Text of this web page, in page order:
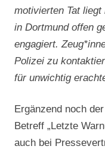
motivierten Tat
in Dortmund offen
engagiert.
Polizei zu
für unwichtig
Ergänzend noch
Betreff „Letzte
auch bei